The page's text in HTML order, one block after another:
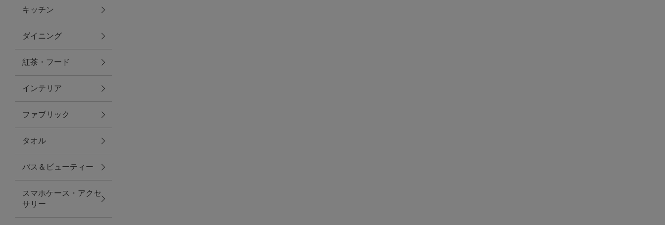
トラベルグッズ
ランチ
バッグ
キッチン・ダイニング
ダイニング
キッチン
キッチン
ダイニング
紅茶・フード
インテリア
ファブリック
タオル
バス＆ビューティー
スマホケース・アクセ
サリー